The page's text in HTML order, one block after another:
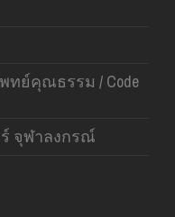
ทย์คุณธรรม / Code
จุฬาลงกรณ์